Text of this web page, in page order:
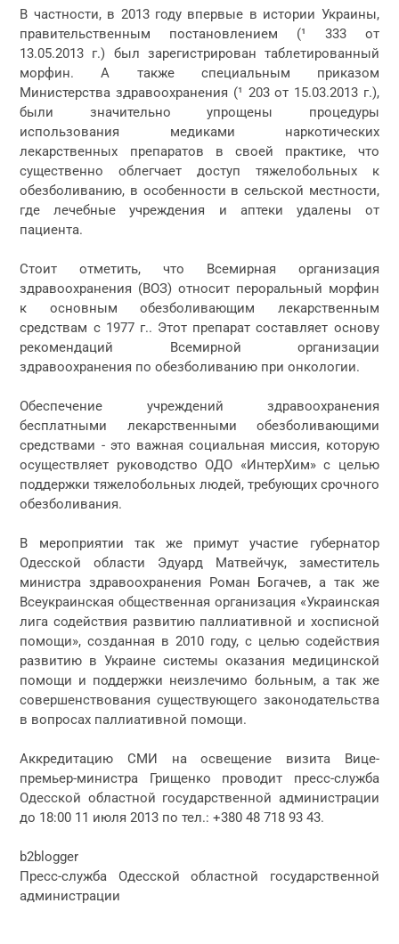
В частности, в 2013 году впервые в истории Украины,
правительственным постановлением (¹ 333 от
13.05.2013 г.) был зарегистрирован таблетированный
морфин. А также специальным приказом
Министерства здравоохранения (¹ 203 от 15.03.2013 г.),
были значительно упрощены процедуры
использования медиками наркотических
лекарственных препаратов в своей практике, что
существенно облегчает доступ тяжелобольных к
обезболиванию, в особенности в сельской местности,
где лечебные учреждения и аптеки удалены от
пациента.
Стоит отметить, что Всемирная организация
здравоохранения (ВОЗ) относит пероральный морфин
к основным обезболивающим лекарственным
средствам с 1977 г.. Этот препарат составляет основу
рекомендаций Всемирной организации
здравоохранения по обезболиванию при онкологии.
Обеспечение учреждений здравоохранения
бесплатными лекарственными обезболивающими
средствами - это важная социальная миссия, которую
осуществляет руководство ОДО «ИнтерХим» с целью
поддержки тяжелобольных людей, требующих срочного
обезболивания.
В мероприятии так же примут участие губернатор
Одесской области Эдуард Матвейчук, заместитель
министра здравоохранения Роман Богачев, а так же
Всеукраинская общественная организация «Украинская
лига содействия развитию паллиативной и хосписной
помощи», созданная в 2010 году, с целью содействия
развитию в Украине системы оказания медицинской
помощи и поддержки неизлечимо больным, а так же
совершенствования существующего законодательства
в вопросах паллиативной помощи.
Аккредитацию СМИ на освещение визита Вице-
премьер-министра Грищенко проводит пресс-служба
Одесской областной государственной администрации
до 18:00 11 июля 2013 по тел.: +380 48 718 93 43.
b2blogger
Пресс-служба Одесской областной государственной
администрации